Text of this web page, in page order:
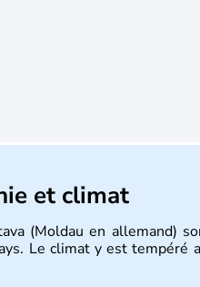
et climat
(Moldau en allemand)
Le climat y est tempéré